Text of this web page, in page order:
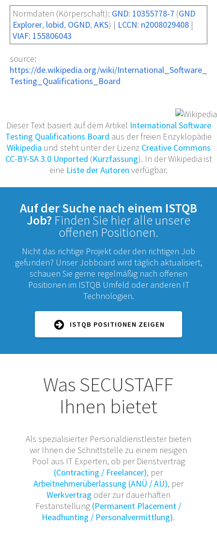
Normdaten (Körperschaft): GND: 10355778-7 (GND
Explorer, lobid, OGND, AKS) | LCCN: n2008029408 |
VIAF: 155806043
source:
https://de.wikipedia.org/wiki/International_Software_
Testing_Qualifications_Board
Dieser Text basiert auf dem Artikel International Software
Testing Qualifications Board aus der freien Enzyklopädie
Wikipedia und steht unter der Lizenz Creative Commons
CC-BY-SA 3.0 Unported (Kurzfassung). In der Wikipedia ist
eine Liste der Autoren verfügbar.
Auf der Suche nach einem ISTQB
Job? Finden Sie hier alle unsere
offenen Positionen.
Nicht das richtige Projekt oder den richtigen Job
gefunden? Unser Jobboard wird täglich aktualisiert,
schauen Sie gerne regelmäßig nach offenen
Positionen im ISTQB Umfeld oder anderen IT
Technologien.
ISTQB POSITIONEN ZEIGEN
Was SECUSTAFF
Ihnen bietet
Als spezialisierter Personaldienstleister bieten
wir Ihnen die Schnittstelle zu einem riesigen
Pool aus IT Experten, ob per Dienstvertrag
(Contracting / Freelancer), per
Arbeitnehmerüberlassung (ANÜ / AÜ), per
Werkvertrag oder zur dauerhaften
Festanstellung (Permanent Placement /
Headhunting / Personalvermittlung).